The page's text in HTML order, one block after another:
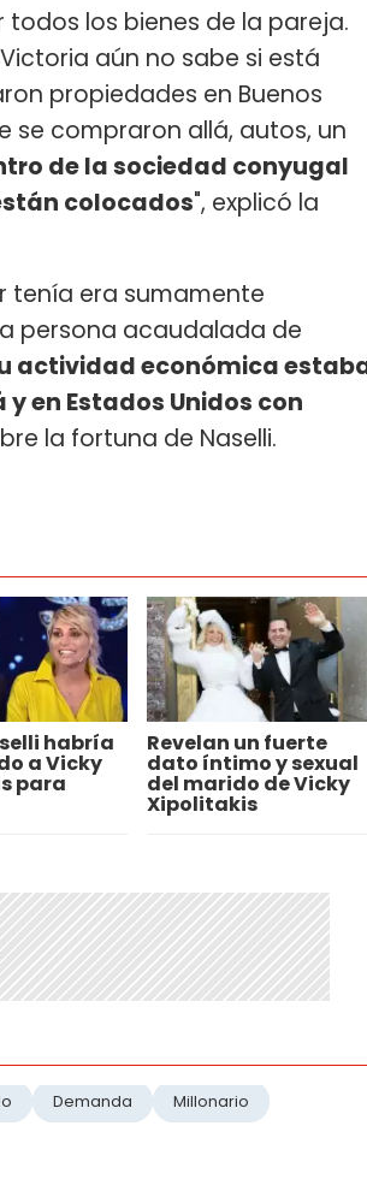
los bienes de la pareja.
aún no sabe si está
propiedades en Buenos
se compraron allá, autos, un
de la sociedad conyugal
colocados", explicó la
tenía era sumamente
persona acaudalada de
actividad económica
en Estados Unidos con
la fortuna de Naselli.
habría
a Vicky
para
Revelan un fuerte
dato íntimo y sexual
del marido de Vicky
Xipolitakis
Demanda Millonario